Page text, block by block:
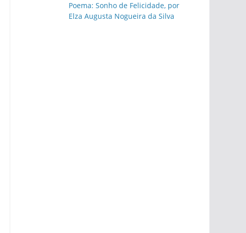
Poema: Sonho de Felicidade, por
Elza Augusta Nogueira da Silva